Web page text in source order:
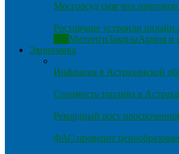
Мосгорсуд смягчил
Ростовчане устроили
МитингиЗаконыАрмия и
Экономика
Инфляция в Астраханской
Стоимость топлива в
Рекордный рост
ФАС проверит